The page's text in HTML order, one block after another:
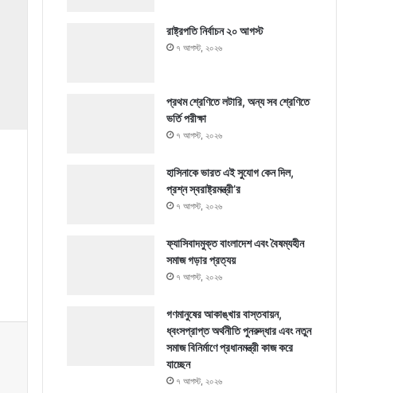
রাষ্ট্রপতি নির্বাচন ২০ আগস্ট
৭ আগস্ট, ২০২৬
প্রথম শ্রেণিতে লটারি, অন্য সব শ্রেণিতে
ভর্তি পরীক্ষা
৭ আগস্ট, ২০২৬
হাসিনাকে ভারত এই সুযোগ কেন দিল,
প্রশ্ন স্বরাষ্ট্রমন্ত্রী’র
৭ আগস্ট, ২০২৬
ফ্যাসিবাদমুক্ত বাংলাদেশ এবং বৈষম্যহীন
সমাজ গড়ার প্রত্যয়
৭ আগস্ট, ২০২৬
গণমানুষের আকাঙ্খার বাস্তবায়ন,
ধ্বংসপ্রাপ্ত অর্থনীতি পুনরুদ্ধার এবং নতুন
সমাজ বিনির্মাণে প্রধানমন্ত্রী কাজ করে
যাচ্ছেন
৭ আগস্ট, ২০২৬